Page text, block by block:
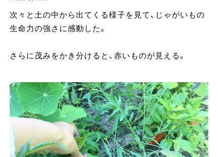
次々と土の中から出てくる様子を見て、じゃがいもの
生命力の強さに感動した。
さらに茂みをかき分けると、赤いものが見える。